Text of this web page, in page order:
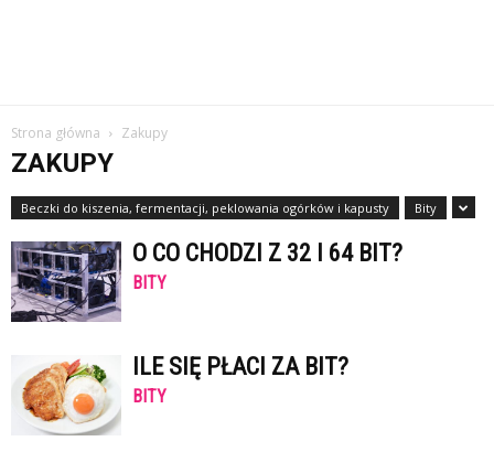
Strona główna Zakupy
ZAKUPY
Beczki do kiszenia, fermentacji, peklowania ogórków i kapusty Bity
O CO CHODZI Z 32 I 64 BIT?
BITY
ILE SIĘ PŁACI ZA BIT?
BITY